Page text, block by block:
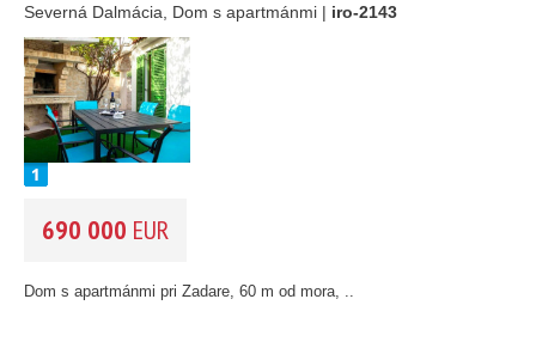
5
Severná Dalmácia, Dom s apartmánmi | iro-2143
690 000 EUR
Dom s apartmánmi pri Zadare, 60 m od mora, ..